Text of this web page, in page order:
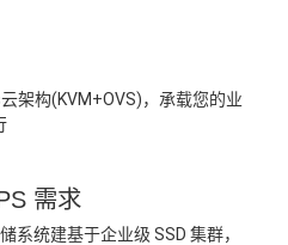
架构(KVM+OVS)，承载您的业
需求
系统建基于企业级 SSD 集群，